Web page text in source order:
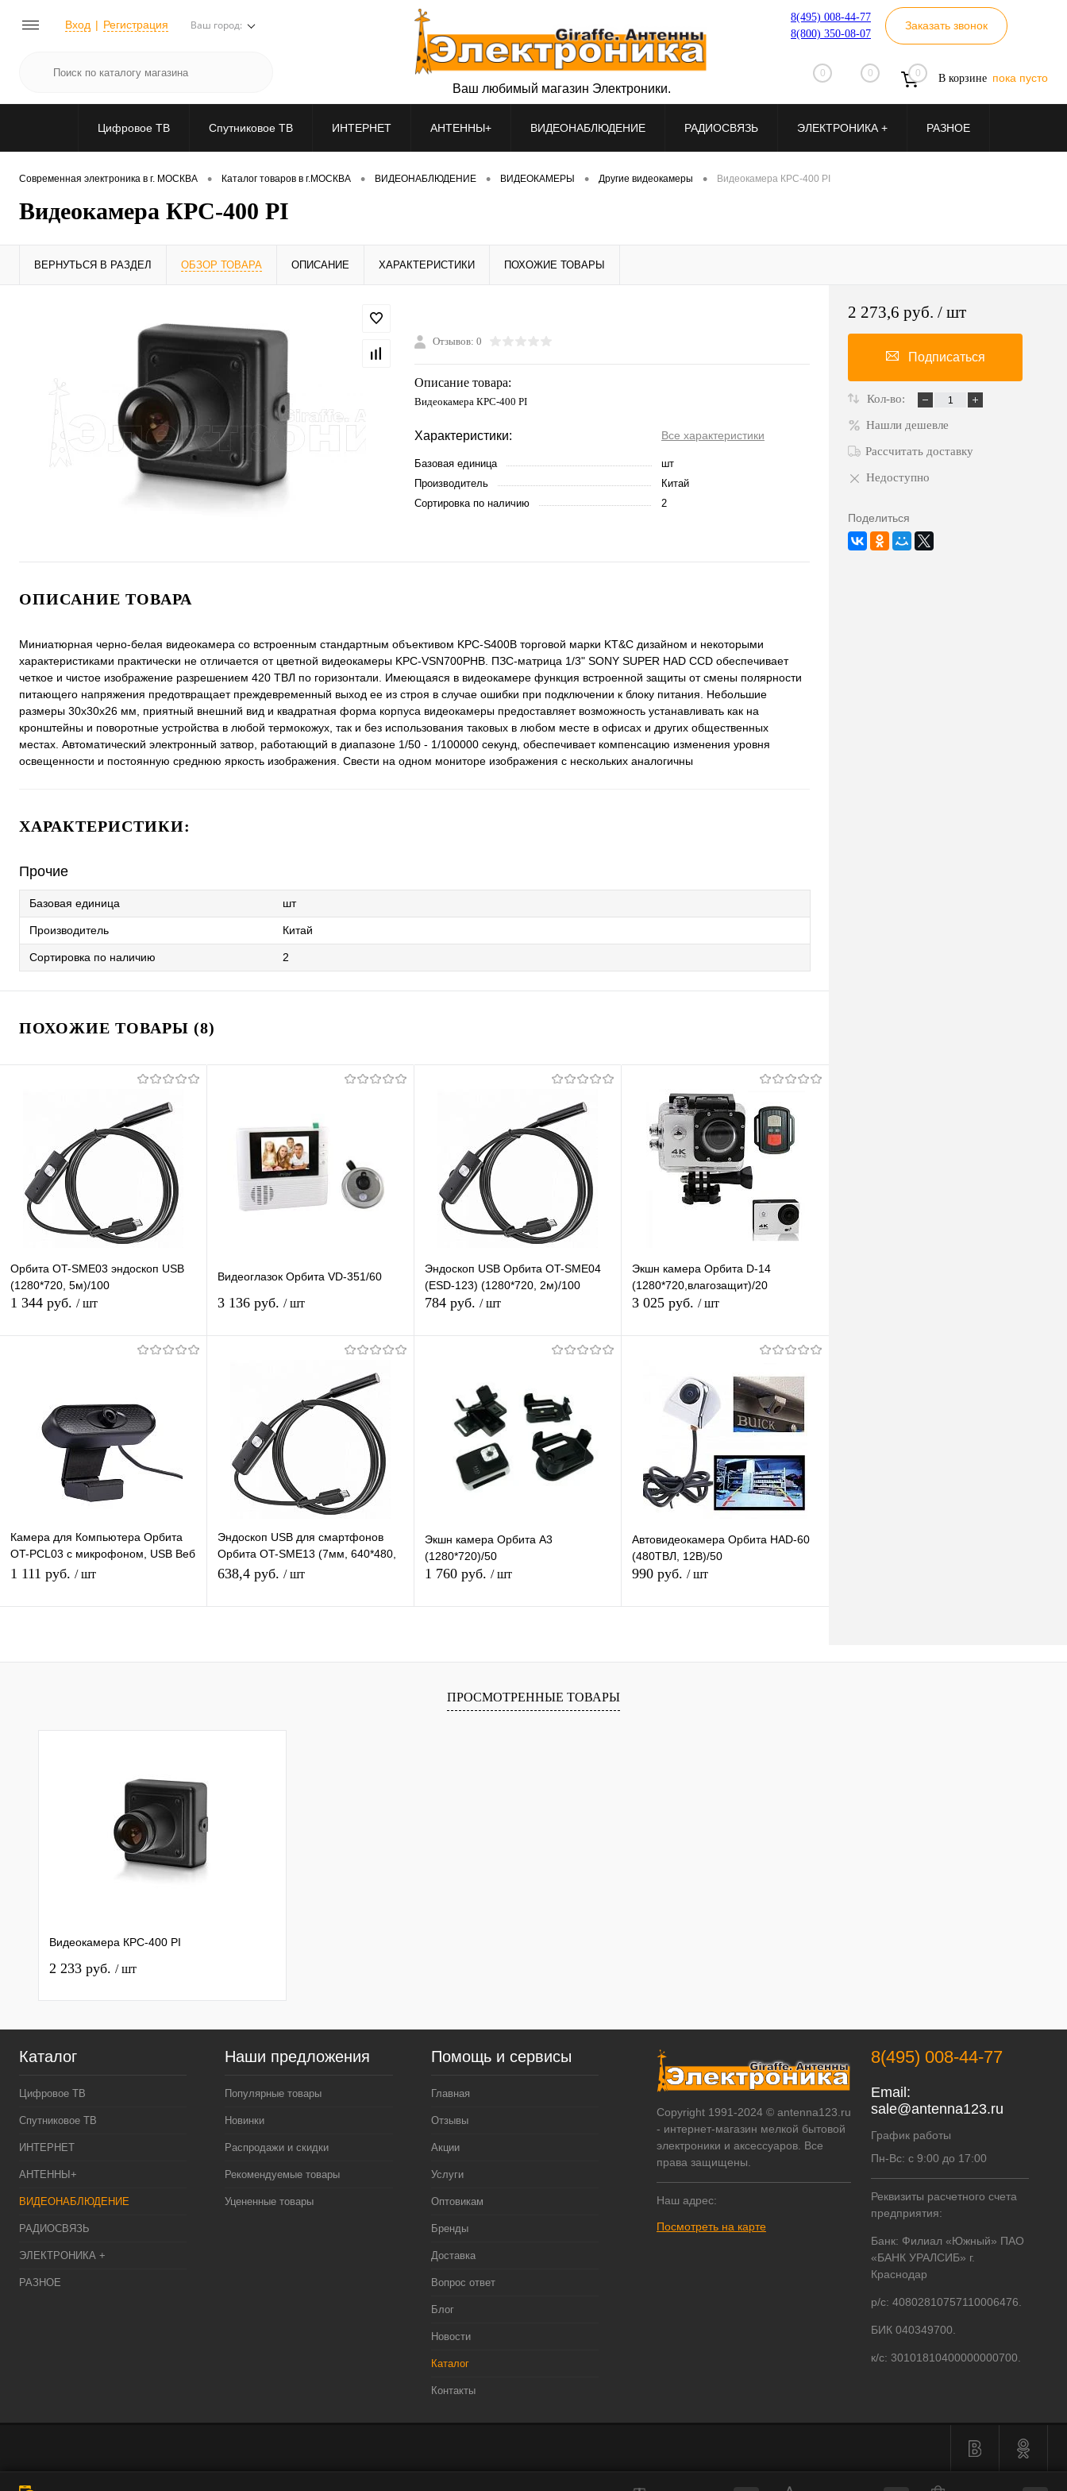
Вход Регистрация Ваш город:
8(495) 008-44-77
8(800) 350-08-07
Заказать звонок
0 0 0 В корзине пока пусто
Ваш любимый магазин Электроники.
Цифровое ТВ Спутниковое ТВ ИНТЕРНЕТ АНТЕННЫ+ ВИДЕОНАБЛЮДЕНИЕ РАДИОСВЯЗЬ ЭЛЕКТРОНИКА + РАЗНОЕ
Современная электроника в г. МОСКВА • Каталог товаров в г.МОСКВА • ВИДЕОНАБЛЮДЕНИЕ • ВИДЕОКАМЕРЫ • Другие видеокамеры • Видеокамера КРС-400 PI
Видеокамера КРС-400 PI
ВЕРНУТЬСЯ В РАЗДЕЛ ОБЗОР ТОВАРА ОПИСАНИЕ ХАРАКТЕРИСТИКИ ПОХОЖИЕ ТОВАРЫ
Отзывов: 0
Описание товара:
Видеокамера КРС-400 PI
Характеристики: Все характеристики
Базовая единица
шт
Производитель
Китай
Сортировка по наличию
2
ОПИСАНИЕ ТОВАРА
Миниатюрная черно-белая видеокамера со встроенным стандартным объективом KPC-S400B торговой марки KT&C дизайном и некоторыми
характеристиками практически не отличается от цветной видеокамеры KPC-VSN700PHB. ПЗС-матрица 1/3" SONY SUPER HAD CCD обеспечивает
четкое и чистое изображение разрешением 420 ТВЛ по горизонтали. Имеющаяся в видеокамере функция встроенной защиты от смены полярности
питающего напряжения предотвращает преждевременный выход ее из строя в случае ошибки при подключении к блоку питания. Небольшие
размеры 30х30х26 мм, приятный внешний вид и квадратная форма корпуса видеокамеры предоставляет возможность устанавливать как на
кронштейны и поворотные устройства в любой термокожух, так и без использования таковых в любом месте в офисах и других общественных
местах. Автоматический электронный затвор, работающий в диапазоне 1/50 - 1/100000 секунд, обеспечивает компенсацию изменения уровня
освещенности и постоянную среднюю яркость изображения. Свести на одном мониторе изображения с нескольких аналогичны
ХАРАКТЕРИСТИКИ:
Прочие
Базовая единица шт
Производитель Китай
Сортировка по наличию 2
ПОХОЖИЕ ТОВАРЫ (8)
Орбита OT-SME03 эндоскоп USB
(1280*720, 5м)/100
1 344 руб. / шт
Купить в 1 клик К сравнению
В избранное В наличии
Видеоглазок Орбита VD-351/60
3 136 руб. / шт
Купить в 1 клик К сравнению
В избранное В наличии
Эндоскоп USB Орбита OT-SME04
(ESD-123) (1280*720, 2м)/100
784 руб. / шт
Купить в 1 клик К сравнению
В избранное В наличии
Экшн камера Орбита D-14
(1280*720,влагозащит)/20
3 025 руб. / шт
Купить в 1 клик К сравнению
В избранное Недоступно
Камера для Компьютера Орбита
OT-PCL03 с микрофоном, USB Веб
камера для компьютера
1 111 руб. / шт
Эндоскоп USB для смартфонов
Орбита OT-SME13 (7мм, 640*480,
2м)
638,4 руб. / шт
Экшн камера Орбита А3
(1280*720)/50
1 760 руб. / шт
В избранное В наличии
Автовидеокамера Орбита HAD-60
(480ТВЛ, 12В)/50
990 руб. / шт
2 273,6 руб. / шт
Подписаться
Кол-во:
Нашли дешевле
Рассчитать доставку
Недоступно
Поделиться
ПРОСМОТРЕННЫЕ ТОВАРЫ
Видеокамера КРС-400 PI
2 233 руб. / шт
Каталог
Цифровое ТВ
Спутниковое ТВ
ИНТЕРНЕТ
АНТЕННЫ+
ВИДЕОНАБЛЮДЕНИЕ
РАДИОСВЯЗЬ
ЭЛЕКТРОНИКА +
РАЗНОЕ
Наши предложения
Популярные товары
Новинки
Распродажи и скидки
Рекомендуемые товары
Уцененные товары
Помощь и сервисы
Главная
Отзывы
Акции
Услуги
Оптовикам
Бренды
Доставка
Вопрос ответ
Блог
Новости
Каталог
Контакты
Copyright 1991-2024 © antenna123.ru
- интернет-магазин мелкой бытовой
электроники и аксессуаров. Все
права защищены.
Наш адрес:
Посмотреть на карте
8(495) 008-44-77
Email:
sale@antenna123.ru
График работы
Пн-Вс: с 9:00 до 17:00
Реквизиты расчетного счета
предприятия:
Банк: Филиал «Южный» ПАО
«БАНК УРАЛСИБ» г.
Краснодар
р/с: 40802810757110006476.
БИК 040349700.
к/с: 30101810400000000700.